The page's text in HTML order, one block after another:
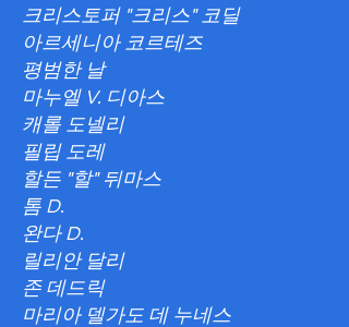
크리스토퍼 "크리스" 코딜
아르세니아 코르테즈
평범한 날
마누엘 V. 디아스
캐롤 도넬리
필립 도레
할든 "할" 뒤마스
톰 D.
완다 D.
릴리안 달리
존 데드릭
마리아 델가도 데 누네스